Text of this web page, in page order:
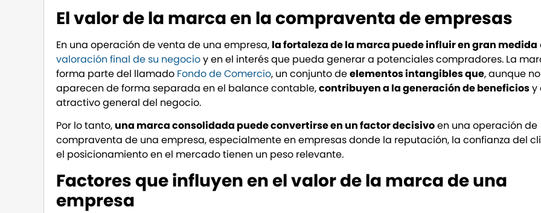
El valor de la marca en la compraventa de empresas
En una operación de venta de una empresa, la fortaleza de la marca puede influir en gran medida
valoración final de su negocioy en el interés que pueda generar a potenciales compradores. La
forma parte del llamado Fondo de Comercio, un conjunto deelementos intangibles que, aunque no
aparecen de forma separada en el balance contable,contribuyen a la generación de beneficiosy
atractivo general del negocio.
Por lo tanto,una marca consolidada puede convertirse en un factor decisivoen una operación de
compraventa de una empresa, especialmente en empresas donde la reputación, la confianza del
el posicionamiento en el mercado tienen un peso relevante.
Factores que influyen en el valor de la marca de una
empresa